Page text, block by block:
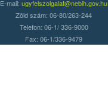
E-mail: ugyfelszolgalat@nebih.gov.hu
Zöld szám: 06-80/263-244
Telefon: 06-1/ 336-9000
Fax: 06-1/336-9479